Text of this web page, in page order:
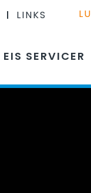
LINKS LU
EIS SERVICER